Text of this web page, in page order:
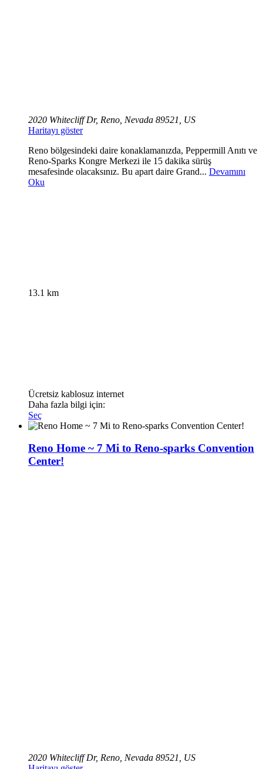
2020 Whitecliff Dr, Reno, Nevada 89521, US
Haritayı göster
Reno bölgesindeki daire konaklamanızda, Peppermill Anıtı ve
Reno-Sparks Kongre Merkezi ile 15 dakika sürüş
mesafesinde olacaksınız. Bu apart daire Grand... Devamını
Oku
13.1 km
Ücretsiz kablosuz internet
Daha fazla bilgi için:
Seç
Reno Home ~ 7 Mi to Reno-sparks Convention
Center!
2020 Whitecliff Dr, Reno, Nevada 89521, US